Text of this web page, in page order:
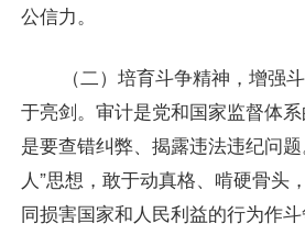
公信力。
（二）培育斗争精神，增强
于亮剑。审计是党和国家监督体
是要查错纠弊、揭露违法违纪问
人”思想，敢于动真格、啃硬骨头
同损害国家和人民利益的行为作